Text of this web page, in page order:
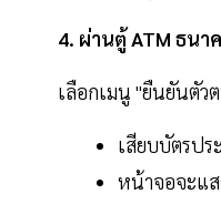
4. ผ่านตู้ ATM ธนา
เลือกเมนู "ยืนยันตัว
เสียบบัตรปร
หน้าจอจะแส